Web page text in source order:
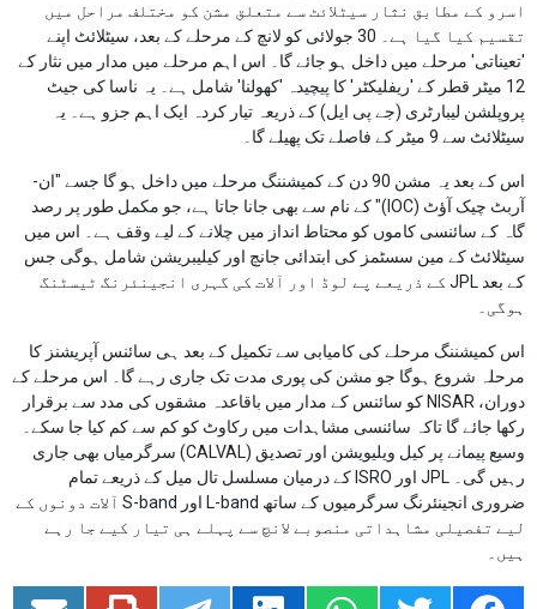
اسرو کے مطابق نثار سیٹلائٹ سے متعلق مشن کو مختلف مراحل میں
تقسیم کیا گیا ہے۔ 30 جولائی کو لانچ کے مرحلے کے بعد، سیٹلائٹ اپنے
'تعیناتی' مرحلے میں داخل ہو جائے گا۔ اس اہم مرحلے میں مدار میں نثار کے
12 میٹر قطر کے 'ریفلیکٹر' کا پیچیدہ 'کھولنا' شامل ہے۔ یہ ناسا کی جیٹ
پروپلشن لیبارٹری (جے پی ایل) کے ذریعہ تیار کردہ ایک اہم جزو ہے۔ یہ
سیٹلائٹ سے 9 میٹر کے فاصلے تک پھیلے گا۔
اس کے بعد یہ مشن 90 دن کے کمیشننگ مرحلے میں داخل ہو گا جسے "ان-
آربٹ چیک آؤٹ (IOC)" کے نام سے بھی جانا جاتا ہے، جو مکمل طور پر رصد
گاہ کے سائنسی کاموں کو محتاط انداز میں چلانے کے لیے وقف ہے۔ اس میں
سیٹلائٹ کے مین سسٹمز کی ابتدائی جانچ اور کیلیبریشن شامل ہوگی جس
کے بعد JPL کے ذریعے پے لوڈ اور آلات کی گہری انجینئرنگ ٹیسٹنگ
ہوگی۔
اس کمیشننگ مرحلے کی کامیابی سے تکمیل کے بعد ہی سائنس آپریشنز کا
مرحلہ شروع ہوگا جو مشن کی پوری مدت تک جاری رہے گا۔ اس مرحلے کے
دوران، NISAR کو سائنس کے مدار میں باقاعدہ مشقوں کی مدد سے برقرار
رکھا جائے گا تاکہ سائنسی مشاہدات میں رکاوٹ کو کم سے کم کیا جا سکے۔
وسیع پیمانے پر کیل ویلیویشن اور تصدیق (CALVAL) سرگرمیاں بھی جاری
رہیں گی۔ JPL اور ISRO کے درمیان مسلسل تال میل کے ذریعے تمام
ضروری انجینئرنگ سرگرمیوں کے ساتھ L-band اور S-band آلات دونوں کے
لیے تفصیلی مشاہداتی منصوبے لانچ سے پہلے ہی تیار کیے جا رہے
ہیں۔